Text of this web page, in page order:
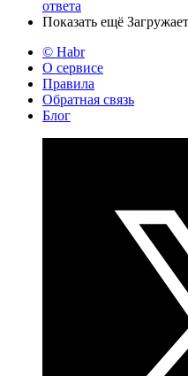
ответа
Показать ещё
© Habr
О сервисе
Правила
Обратная связь
Блог